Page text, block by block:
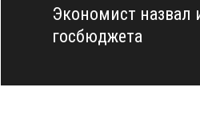
Next
post:
Экономист назвал
госбюджета